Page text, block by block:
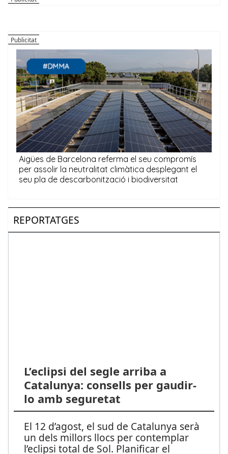
REPORTATGES
L’eclipsi del segle arriba a
Catalunya: consells per gaudir-
lo amb seguretat
El 12 d’agost, el sud de Catalunya serà
un dels millors llocs per contemplar
l’eclipsi total de Sol. Planificar el